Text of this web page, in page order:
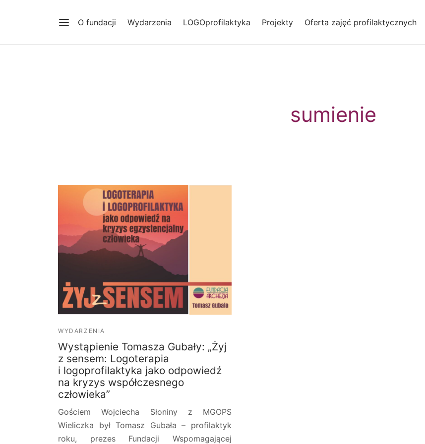
O fundacji Wydarzenia LOGOprofilaktyka Projekty Oferta zajęć profilaktycznych
sumienie
WYDARZENIA
Wystąpienie Tomasza Gubały: „Żyj
z sensem: Logoterapia
i logoprofilaktyka jako odpowiedź
na kryzys współczesnego
człowieka”
Gościem Wojciecha Słoniny z MGOPS
Wieliczka był Tomasz Gubała – profilaktyk
roku, prezes Fundacji Wspomagającej